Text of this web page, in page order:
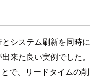
システム刷新を同時に
来た良い実例でした。
で、リードタイムの削